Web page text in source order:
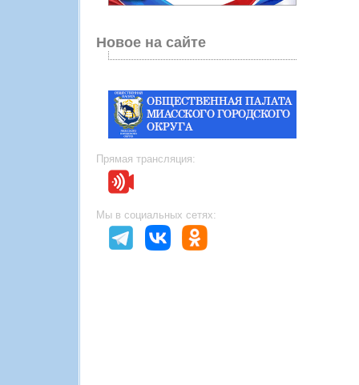
Новое на сайте
Прямая трансляция:
Мы в социальных сетях: